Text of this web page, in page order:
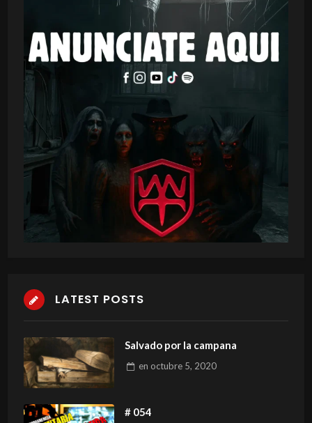
LATEST POSTS
Salvado por la campana
en octubre 5, 2020
# 054